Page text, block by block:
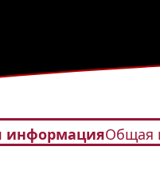
информацияОбщая